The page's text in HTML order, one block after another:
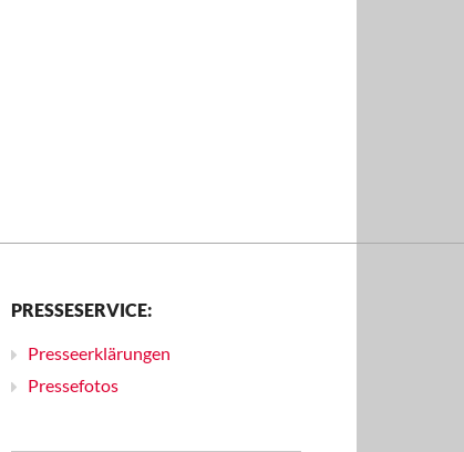
PRESSESERVICE:
Presseerklärungen
Pressefotos